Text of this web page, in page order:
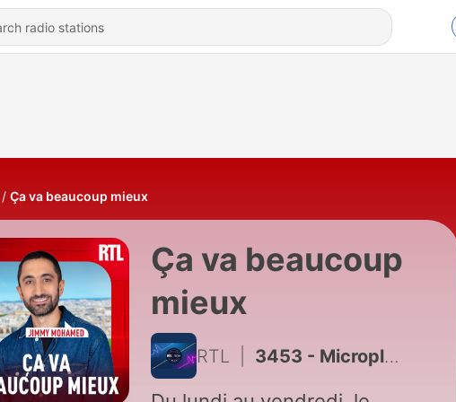
Ça va beaucoup mieux
Ça va beaucoup
mieux
RTL 3453 - Microplastiques dans le cerveau : info alarmante ou panique injustifiée ?